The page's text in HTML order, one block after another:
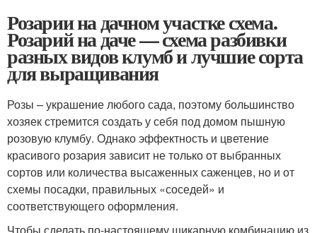
Розарии на дачном участке схема.
Розарий на даче — схема разбивки
разных видов клумб и лучшие сорта
для выращивания
Розы – украшение любого сада, поэтому большинство
хозяек стремится создать у себя под домом пышную
розовую клумбу. Однако эффектность и цветение
красивого розария зависит не только от выбранных
сортов или количества высаженных саженцев, но и от
схемы посадки, правильных «соседей» и
соответствующего оформления.